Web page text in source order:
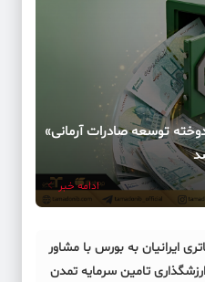
«اندوخته توسعه صادرات آرمانی»
ادامه خبر
ایرانیان به بورس با مشاور
تامین سرمایه تمدن